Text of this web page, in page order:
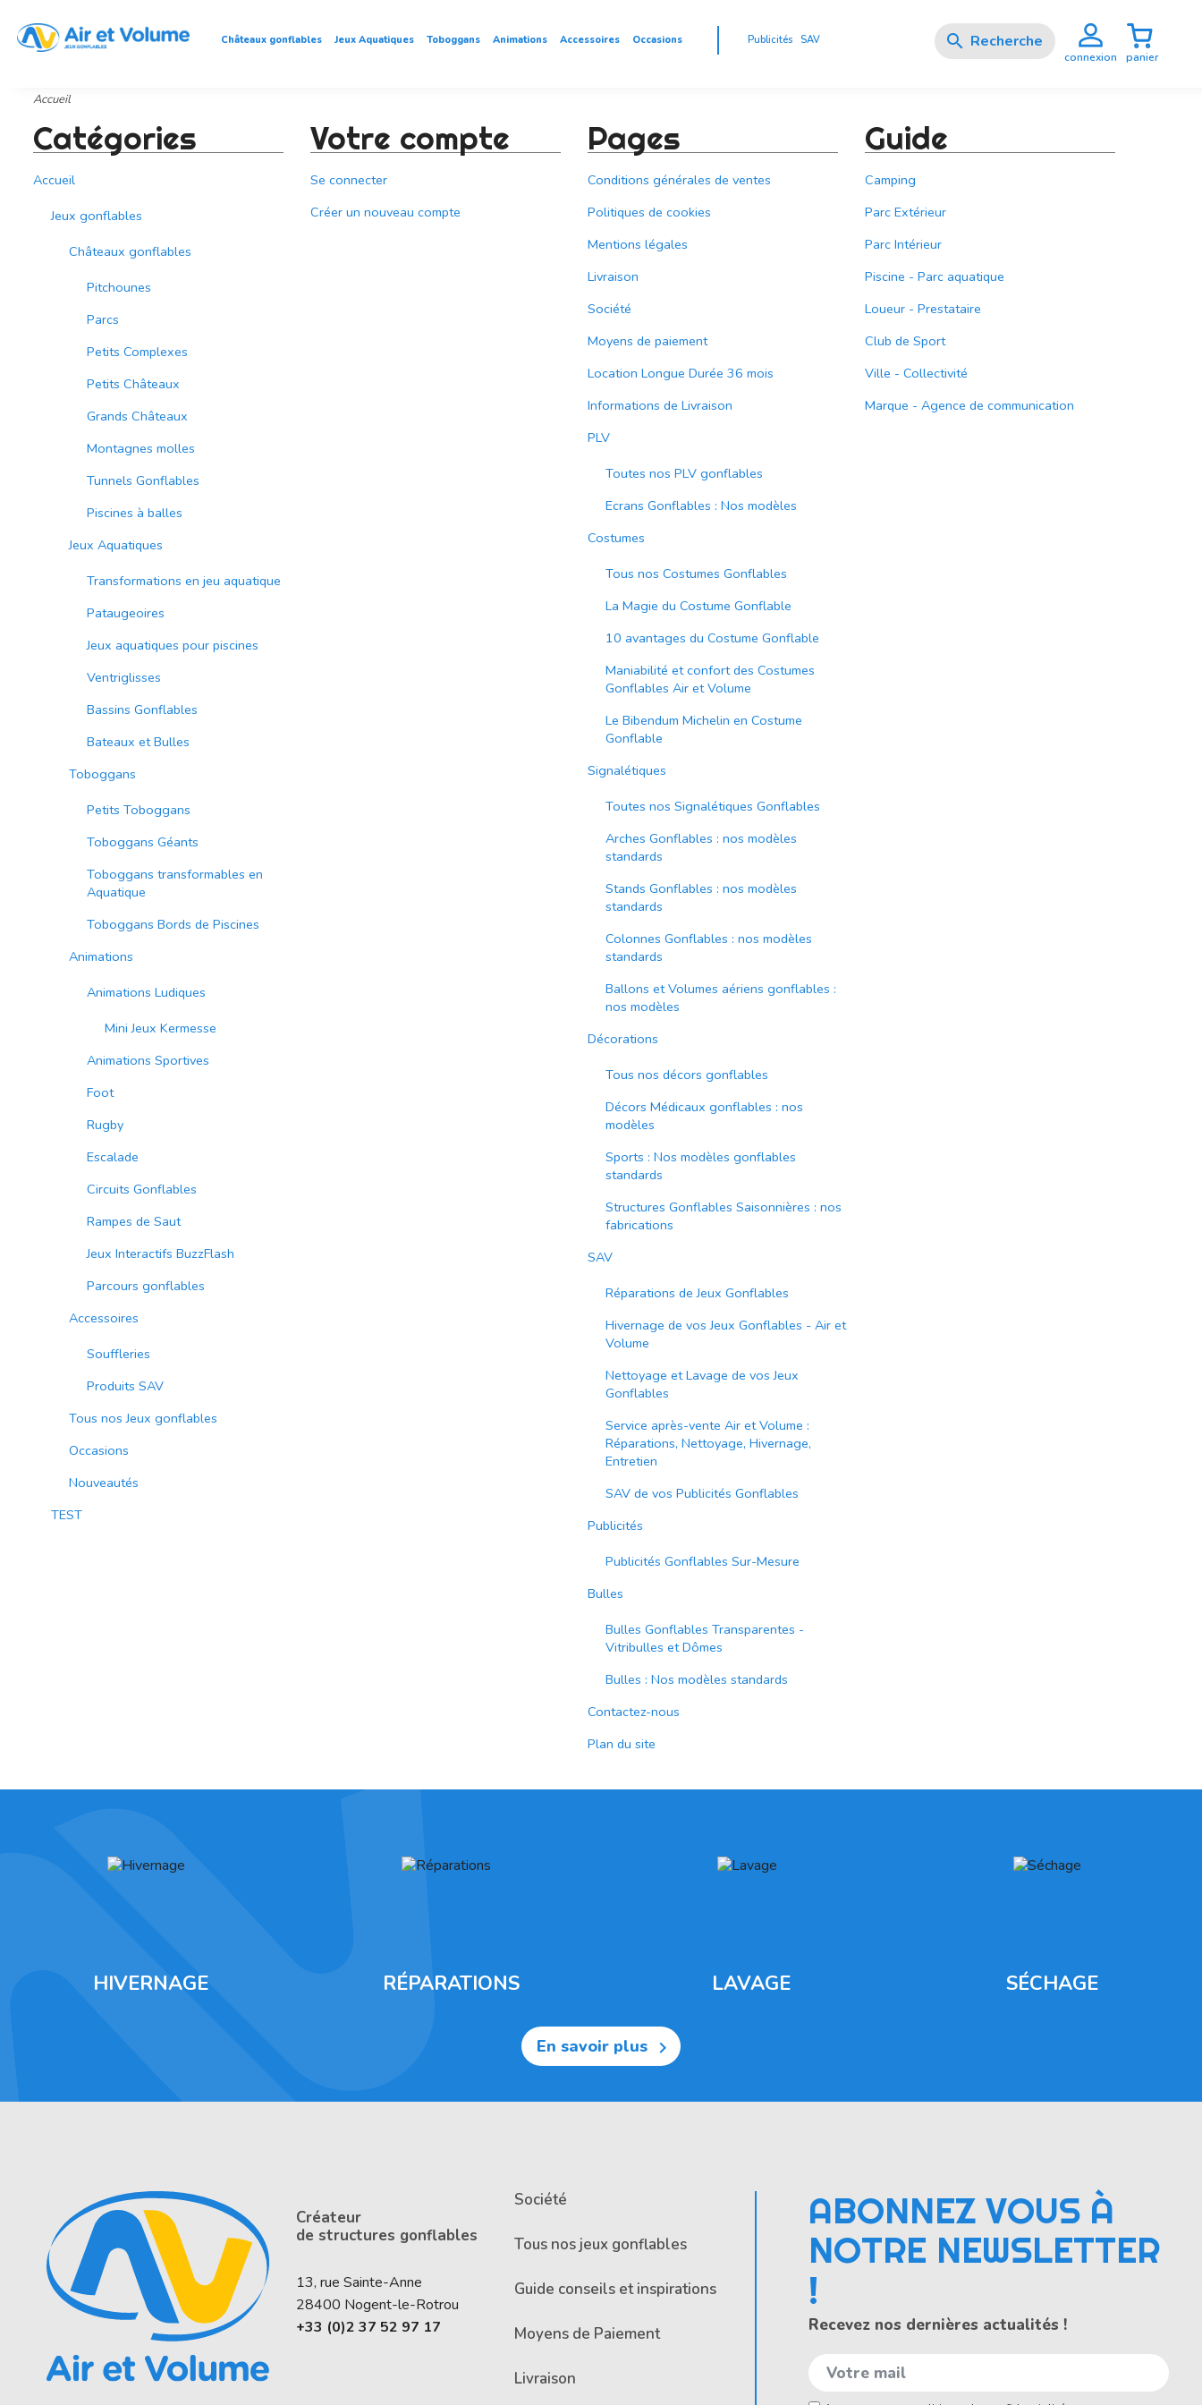
Châteaux gonflables Jeux Aquatiques Toboggans Animations Accessoires Occasions Publicités SAV 
connexion panier
Accueil
Catégories
Accueil
Jeux gonflables
Châteaux gonflables
Pitchounes
Parcs
Petits Complexes
Petits Châteaux
Grands Châteaux
Montagnes molles
Tunnels Gonflables
Piscines à balles
Jeux Aquatiques
Transformations en jeu aquatique
Pataugeoires
Jeux aquatiques pour piscines
Ventriglisses
Bassins Gonflables
Bateaux et Bulles
Toboggans
Petits Toboggans
Toboggans Géants
Toboggans transformables en
Aquatique
Toboggans Bords de Piscines
Animations
Animations Ludiques
Mini Jeux Kermesse
Animations Sportives
Foot
Rugby
Escalade
Circuits Gonflables
Rampes de Saut
Jeux Interactifs BuzzFlash
Parcours gonflables
Accessoires
Souffleries
Produits SAV
Tous nos Jeux gonflables
Occasions
Nouveautés
TEST
Votre compte
Se connecter
Créer un nouveau compte
Pages
Conditions générales de ventes
Politiques de cookies
Mentions légales
Livraison
Société
Moyens de paiement
Location Longue Durée 36 mois
Informations de Livraison
PLV
Toutes nos PLV gonflables
Ecrans Gonflables : Nos modèles
Costumes
Tous nos Costumes Gonflables
La Magie du Costume Gonflable
10 avantages du Costume Gonflable
Maniabilité et confort des Costumes
Gonflables Air et Volume
Le Bibendum Michelin en Costume
Gonflable
Signalétiques
Toutes nos Signalétiques Gonflables
Arches Gonflables : nos modèles
standards
Stands Gonflables : nos modèles
standards
Colonnes Gonflables : nos modèles
standards
Ballons et Volumes aériens gonflables :
nos modèles
Décorations
Tous nos décors gonflables
Décors Médicaux gonflables : nos
modèles
Sports : Nos modèles gonflables
standards
Structures Gonflables Saisonnières : nos
fabrications
SAV
Réparations de Jeux Gonflables
Hivernage de vos Jeux Gonflables - Air et
Volume
Nettoyage et Lavage de vos Jeux
Gonflables
Service après-vente Air et Volume :
Réparations, Nettoyage, Hivernage,
Entretien
SAV de vos Publicités Gonflables
Publicités
Publicités Gonflables Sur-Mesure
Bulles
Bulles Gonflables Transparentes -
Vitribulles et Dômes
Bulles : Nos modèles standards
Contactez-nous
Plan du site
Guide
Camping
Parc Extérieur
Parc Intérieur
Piscine - Parc aquatique
Loueur - Prestataire
Club de Sport
Ville - Collectivité
Marque - Agence de communication
HIVERNAGE RÉPARATIONS LAVAGE SÉCHAGE
En savoir plus 
Créateur
de structures gonflables
13, rue Sainte-Anne
28400 Nogent-le-Rotrou
+33 (0)2 37 52 97 17
Société
Tous nos jeux gonflables
Guide conseils et inspirations
Moyens de Paiement
Livraison
ABONNEZ VOUS À
NOTRE NEWSLETTER
!
Recevez nos dernières actualités !